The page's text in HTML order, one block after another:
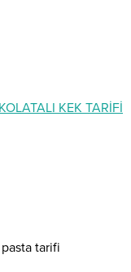
KEK TARİFİ
tarifi